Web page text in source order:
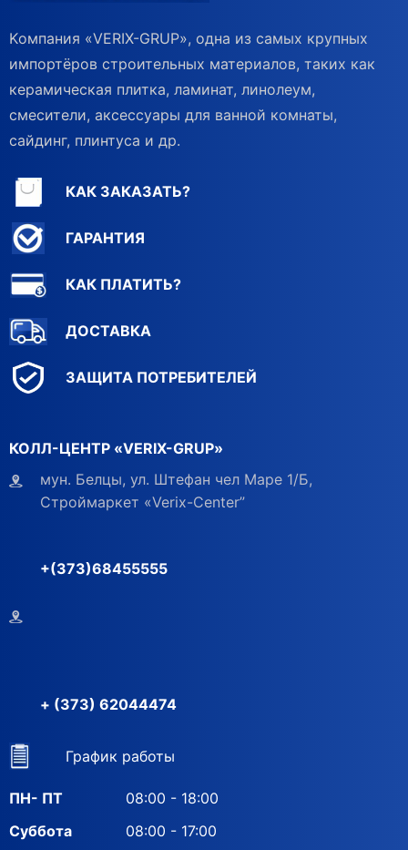
Kомпания «VERIX-GRUP», одна из самых крупных
импортёров строительных материалов, таких как
керамическая плитка, ламинат, линолеум,
смесители, аксессуары для ванной комнаты,
сайдинг, плинтуса и др.
КОЛЛ-ЦЕНТР «VERIX-GRUP»
мун. Белцы, ул. Штефан чел Маре 1/Б,
Строймаркет «Verix-Center”
+(373)68455555
+ (373) 62044474
КАК ЗАКАЗАТЬ?
ГАРАНТИЯ
КАК ПЛАТИТЬ?
ДОСТАВКА
ЗАЩИТА ПОТРЕБИТЕЛЕЙ
График работы
ПН- ПТ
08:00 - 18:00
Суббота
08:00 - 17:00